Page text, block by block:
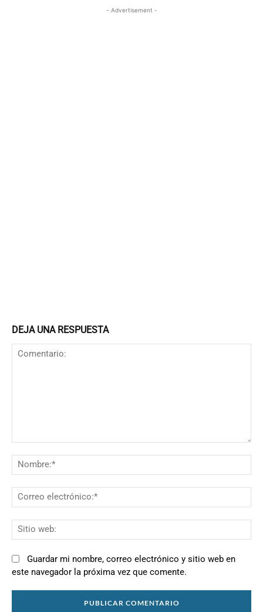
- Advertisement -
DEJA UNA RESPUESTA
Guardar mi nombre, correo electrónico y sitio web en
este navegador la próxima vez que comente.